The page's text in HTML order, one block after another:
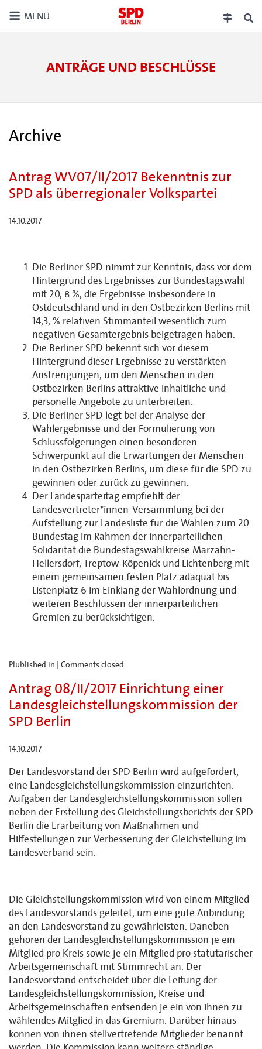
MENÜ
ANTRÄGE UND BESCHLÜSSE
Archive
Antrag WV07/II/2017 Bekenntnis zur
SPD als überregionaler Volkspartei
14.10.2017
Die Berliner SPD nimmt zur Kenntnis, dass vor dem
Hintergrund des Ergebnisses zur Bundestagswahl
mit 20, 8 %, die Ergebnisse insbesondere in
Ostdeutschland und in den Ostbezirken Berlins mit
14,3, % relativen Stimmanteil wesentlich zum
negativen Gesamtergebnis beigetragen haben.
Die Berliner SPD bekennt sich vor diesem
Hintergrund dieser Ergebnisse zu verstärkten
Anstrengungen, um den Menschen in den
Ostbezirken Berlins attraktive inhaltliche und
personelle Angebote zu unterbreiten.
Die Berliner SPD legt bei der Analyse der
Wahlergebnisse und der Formulierung von
Schlussfolgerungen einen besonderen
Schwerpunkt auf die Erwartungen der Menschen
in den Ostbezirken Berlins, um diese für die SPD zu
gewinnen oder zurück zu gewinnen.
Der Landesparteitag empfiehlt der
Landesvertreter*innen-Versammlung bei der
Aufstellung zur Landesliste für die Wahlen zum 20.
Bundestag im Rahmen der innerparteilichen
Solidarität die Bundestagswahlkreise Marzahn-
Hellersdorf, Treptow-Köpenick und Lichtenberg mit
einem gemeinsamen festen Platz adäquat bis
Listenplatz 6 im Einklang der Wahlordnung und
weiteren Beschlüssen der innerparteilichen
Gremien zu berücksichtigen.
Plublished in | Comments closed
Antrag 08/II/2017 Einrichtung einer
Landesgleichstellungskommission der
SPD Berlin
14.10.2017
Der Landesvorstand der SPD Berlin wird aufgefordert,
eine Landesgleichstellungskommission einzurichten.
Aufgaben der Landesgleichstellungskommission sollen
neben der Erstellung des Gleichstellungsberichts der SPD
Berlin die Erarbeitung von Maßnahmen und
Hilfestellungen zur Verbesserung der Gleichstellung im
Landesverband sein.
Die Gleichstellungskommission wird von einem Mitglied
des Landesvorstands geleitet, um eine gute Anbindung
an den Landesvorstand zu gewährleisten. Daneben
gehören der Landesgleichstellungskommission je ein
Mitglied pro Kreis sowie je ein Mitglied pro statutarischer
Arbeitsgemeinschaft mit Stimmrecht an. Der
Landesvorstand entscheidet über die Leitung der
Landesgleichstellungskommission, Kreise und
Arbeitsgemeinschaften entsenden je ein von ihnen zu
wählendes Mitglied in das Gremium. Darüber hinaus
können von ihnen stellvertretende Mitglieder benannt